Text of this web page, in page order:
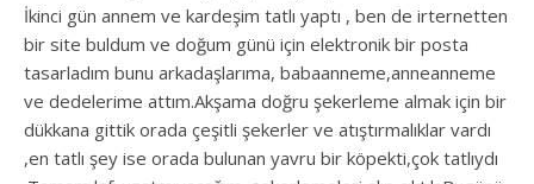
İkinci gün annem ve kardeşim tatlı yaptı , ben de irternetten
bir site buldum ve doğum günü için elektronik bir posta
tasarladım bunu arkadaşlarıma, babaanneme,anneanneme
ve dedelerime attım.Akşama doğru şekerleme almak için bir
dükkana gittik orada çeşitli şekerler ve atıştırmalıklar vardı
,en tatlı şey ise orada bulunan yavru bir köpekti,çok tatlıydı